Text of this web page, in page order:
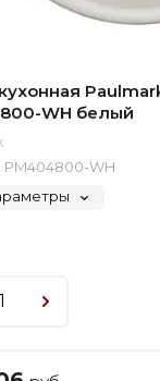
Paulmark
WH белый
PM404800-WH